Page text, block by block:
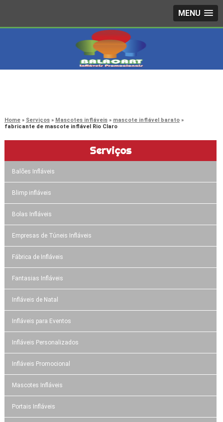
MENU
Home Serviços Mascotes infláveis
mascote inflável barato
fabricante de mascote inflável Rio Claro
Serviços
Balões Infláveis
Blimp infláveis
Bolas Infláveis
Empresas de Túneis Infláveis
Fábrica de Infláveis
Fantasias Infláveis
Infláveis de Natal
Infláveis para Eventos
Infláveis Personalizados
Infláveis Promocional
Mascotes Infláveis
Portais Infláveis